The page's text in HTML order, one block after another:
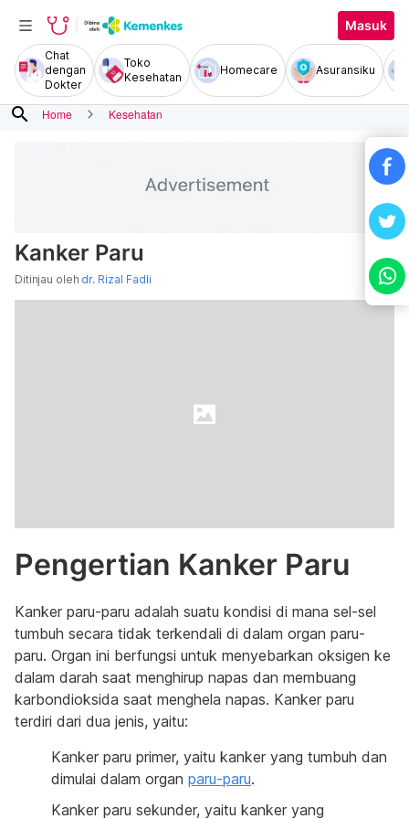
Masuk
Chat
dengan
Dokter
Toko
Kesehatan
Homecare Asuransiku
search Home Kesehatan
Kanker Paru
Ditinjau oleh dr. Rizal Fadli
Pengertian Kanker Paru
Kanker paru-paru adalah suatu kondisi di mana sel-sel
tumbuh secara tidak terkendali di dalam organ paru-
paru. Organ ini berfungsi untuk menyebarkan oksigen ke
dalam darah saat menghirup napas dan membuang
karbondioksida saat menghela napas. Kanker paru
terdiri dari dua jenis, yaitu:
Kanker paru primer, yaitu kanker yang tumbuh dan
dimulai dalam organ paru-paru.
Kanker paru sekunder, yaitu kanker yang